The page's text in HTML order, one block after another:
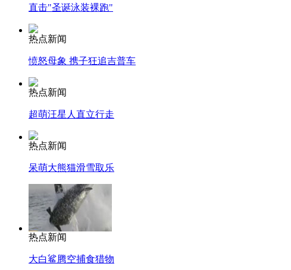
直击"圣诞泳装裸跑"
热点新闻
愤怒母象 携子狂追吉普车
热点新闻
超萌汪星人直立行走
热点新闻
呆萌大熊猫滑雪取乐
热点新闻
大白鲨腾空捕食猎物